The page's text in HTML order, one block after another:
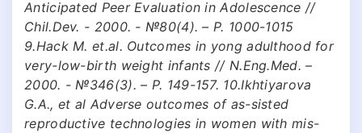
Anticipated Peer Evaluation in Adolescence //
Chil.Dev. - 2000. - №80(4). – Р. 1000-1015
9.Hack M. et.al. Outcomes in yong adulthood for
very-low-birth weight infants // N.Eng.Med. –
2000. - №346(3). – Р. 149-157. 10.Ikhtiyarova
G.A., et al Adverse outcomes of as-sisted
reproductive technologies in women with mis-